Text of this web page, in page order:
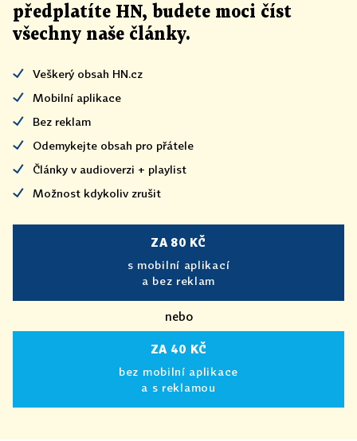
předplatíte HN, budete moci číst
všechny naše články.
Veškerý obsah HN.cz
Mobilní aplikace
Bez reklam
Odemykejte obsah pro přátele
Články v audioverzi + playlist
Možnost kdykoliv zrušit
ZA 80 KČ
s mobilní aplikací
a bez reklam
nebo
ZA 40 KČ
bez mobilní aplikace
a s reklamou